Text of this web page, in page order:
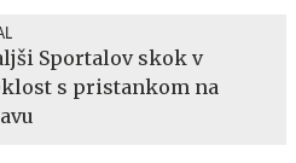
Sportalov skok v
s pristankom na